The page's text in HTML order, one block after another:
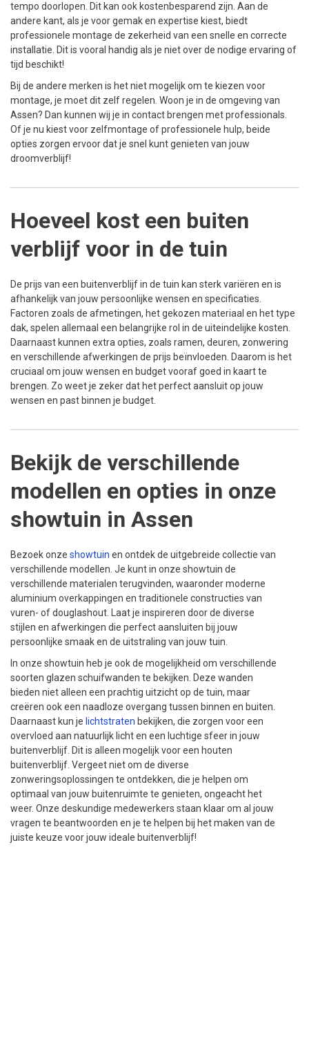
tempo doorlopen. Dit kan ook kostenbesparend zijn. Aan de
andere kant, als je voor gemak en expertise kiest, biedt
professionele montage de zekerheid van een snelle en correcte
installatie. Dit is vooral handig als je niet over de nodige ervaring of
tijd beschikt!
Bij de andere merken is het niet mogelijk om te kiezen voor
montage, je moet dit zelf regelen. Woon je in de omgeving van
Assen? Dan kunnen wij je in contact brengen met professionals.
Of je nu kiest voor zelfmontage of professionele hulp, beide
opties zorgen ervoor dat je snel kunt genieten van jouw
droomverblijf!
Hoeveel kost een buiten
verblijf voor in de tuin
De prijs van een buitenverblijf in de tuin kan sterk variëren en is
afhankelijk van jouw persoonlijke wensen en specificaties.
Factoren zoals de afmetingen, het gekozen materiaal en het type
dak, spelen allemaal een belangrijke rol in de uiteindelijke kosten.
Daarnaast kunnen extra opties, zoals ramen, deuren, zonwering
en verschillende afwerkingen de prijs beïnvloeden. Daarom is het
cruciaal om jouw wensen en budget vooraf goed in kaart te
brengen. Zo weet je zeker dat het perfect aansluit op jouw
wensen en past binnen je budget.
Bekijk de verschillende
modellen en opties in onze
showtuin in Assen
Bezoek onze showtuin en ontdek de uitgebreide collectie van
verschillende modellen. Je kunt in onze showtuin de
verschillende materialen terugvinden, waaronder moderne
aluminium overkappingen en traditionele constructies van
vuren- of douglashout. Laat je inspireren door de diverse
stijlen en afwerkingen die perfect aansluiten bij jouw
persoonlijke smaak en de uitstraling van jouw tuin.
In onze showtuin heb je ook de mogelijkheid om verschillende
soorten glazen schuifwanden te bekijken. Deze wanden
bieden niet alleen een prachtig uitzicht op de tuin, maar
creëren ook een naadloze overgang tussen binnen en buiten.
Daarnaast kun je lichtstraten bekijken, die zorgen voor een
overvloed aan natuurlijk licht en een luchtige sfeer in jouw
buitenverblijf. Dit is alleen mogelijk voor een houten
buitenverblijf. Vergeet niet om de diverse
zonweringsoplossingen te ontdekken, die je helpen om
optimaal van jouw buitenruimte te genieten, ongeacht het
weer. Onze deskundige medewerkers staan klaar om al jouw
vragen te beantwoorden en je te helpen bij het maken van de
juiste keuze voor jouw ideale buitenverblijf!